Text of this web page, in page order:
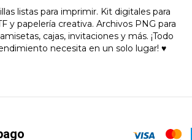
listas para imprimir. Kit digitales para
y papelería creativa. Archivos PNG para
cajas, invitaciones y más. ¡Todo
necesita en un solo lugar! ♥